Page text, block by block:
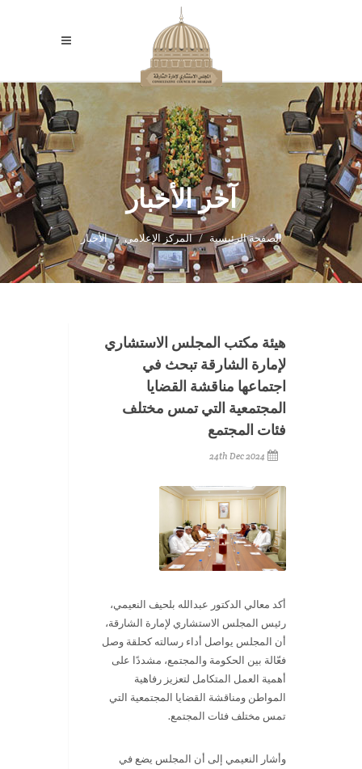
آخر الأخبار
الصفحة الرئيسية المركز الإعلامي الأخبار
هيئة مكتب المجلس الاستشاري
لإمارة الشارقة تبحث في
اجتماعها مناقشة القضايا
المجتمعية التي تمس مختلف
فئات المجتمع
24th Dec 2024
أكد معالي الدكتور عبدالله بلحيف النعيمي،
رئيس المجلس الاستشاري لإمارة الشارقة،
أن المجلس يواصل أداء رسالته كحلقة وصل
فعّالة بين الحكومة والمجتمع، مشددًا على
أهمية العمل المتكامل لتعزيز رفاهية
المواطن ومناقشة القضايا المجتمعية التي
تمس مختلف فئات المجتمع.
وأشار النعيمي إلى أن المجلس يضع في